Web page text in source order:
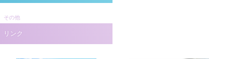
その他
リンク